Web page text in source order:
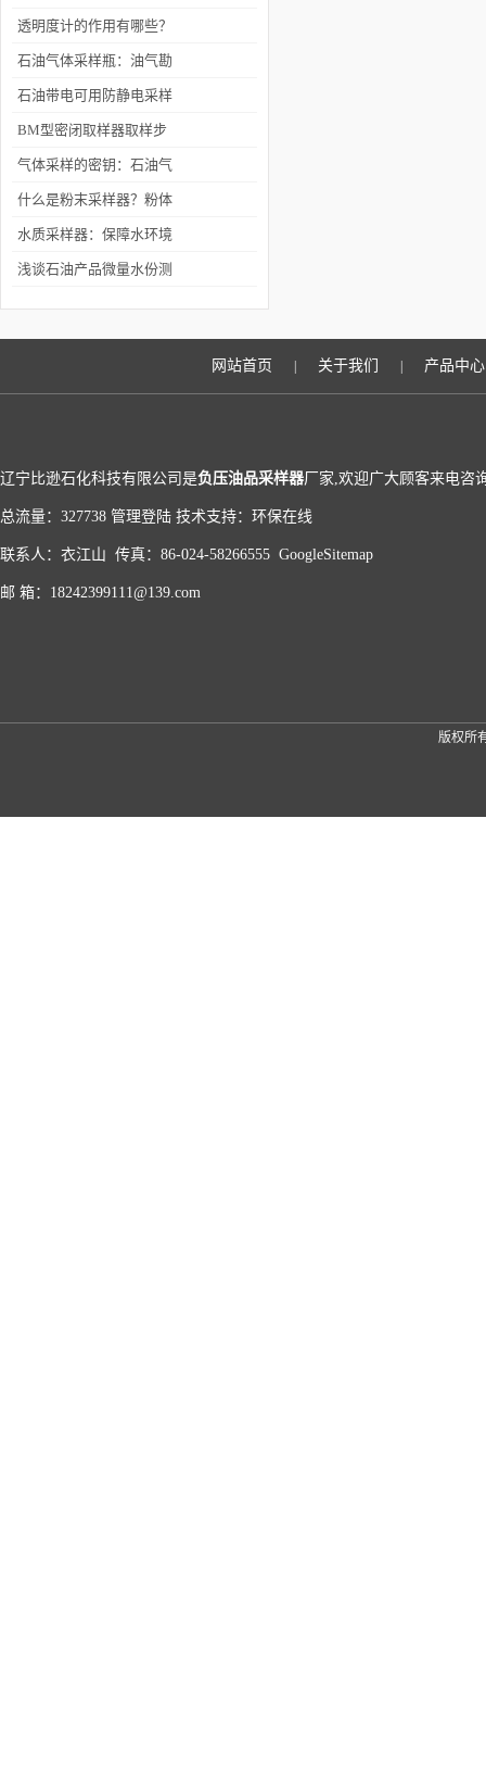
事项
透明度计的作用有哪些？
石油气体采样瓶：油气勘
探的“微观捕捉者”
石油带电可用防静电采样
绳
BM型密闭取样器取样步
骤
气体采样的密钥：石油气
体采样瓶的全面解析
什么是粉末采样器？粉体
质检为何离不开它？
水质采样器：保障水环境
监测的设备
浅谈石油产品微量水份测
网站首页 关于我们 产品中心
辽宁比逊石化科技有限公司是负压油品采样器厂家,欢迎广大顾客来电咨
总流量：327738 管理登陆 技术支持： 环保在线
联系人：衣江山 传真：86-024-58266555 GoogleSitemap
邮 箱：18242399111@139.com
版权所